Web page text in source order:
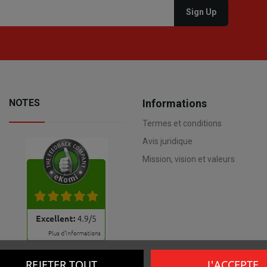
NOTES Informations
Termes et conditions
Avis juridique
Mission, vision et valeurs